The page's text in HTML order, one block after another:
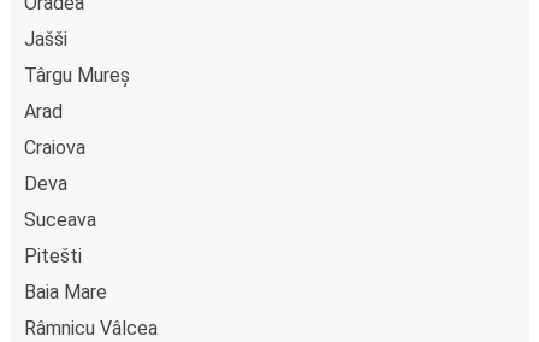
Jašši
Târgu Mureș
Arad
Craiova
Deva
Suceava
Pitešti
Baia Mare
Râmnicu Vâlcea